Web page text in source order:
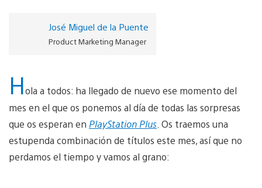
José Miguel de la Puente
Product Marketing Manager
Hola a todos: ha llegado de nuevo ese momento del
mes en el que os ponemos al día de todas las sorpresas
que os esperan en PlayStation Plus . Os traemos una
estupenda combinación de títulos este mes, así que no
perdamos el tiempo y vamos al grano: